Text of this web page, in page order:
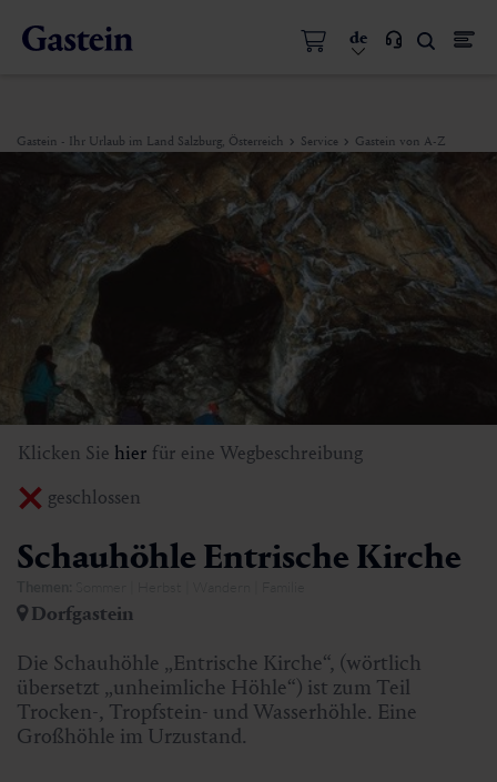
de
Gastein - Ihr Urlaub im Land Salzburg, Österreich Service Gastein von A-Z
Klicken Sie hier für eine Wegbeschreibung
Schauhöhle Entrische Kirche
geschlossen
Dorfgastein
Die Schauhöhle „Entrische Kirche“, (wörtlich
übersetzt „unheimliche Höhle“) ist zum Teil
Trocken-, Tropfstein- und Wasserhöhle. Eine
Großhöhle im Urzustand.